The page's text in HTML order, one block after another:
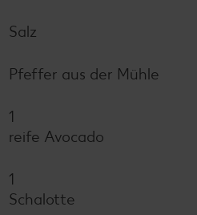
Salz
Pfeffer aus der Mühle
1
reife Avocado
1
Schalotte